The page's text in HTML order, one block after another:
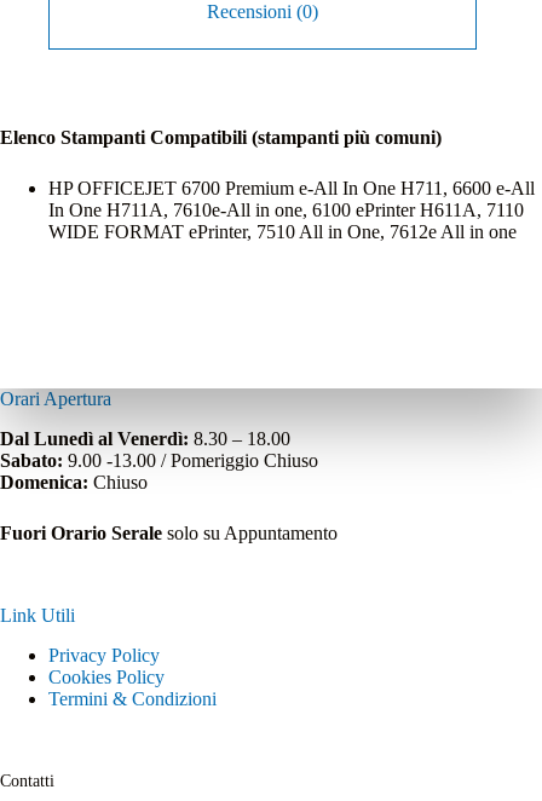
Recensioni (0)
Elenco Stampanti Compatibili (stampanti più comuni)
HP OFFICEJET 6700 Premium e-All In One H711, 6600 e-All
In One H711A, 7610e-All in one, 6100 ePrinter H611A, 7110
WIDE FORMAT ePrinter, 7510 All in One, 7612e All in one
Orari Apertura
Dal Lunedì al Venerdì: 8.30 – 18.00
Sabato: 9.00 -13.00 / Pomeriggio Chiuso
Domenica: Chiuso
Fuori Orario Serale solo su Appuntamento
Link Utili
Privacy Policy
Cookies Policy
Termini & Condizioni
Contatti